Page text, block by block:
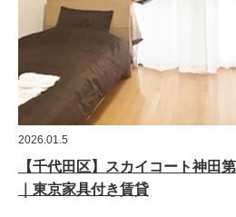
2026.01.5
【千代田区】スカイコート神田
｜東京家具付き賃貸